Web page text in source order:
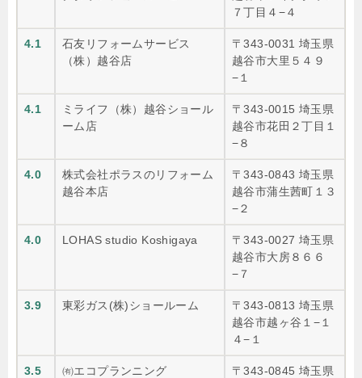
７丁目４−４
4.1
石友リフォームサービス
（株）越谷店
〒343-0031 埼玉県
越谷市大里５４９
−１
4.1
ミライフ（株）越谷ショール
ーム店
〒343-0015 埼玉県
越谷市花田２丁目１
−８
4.0
株式会社ポラスのリフォーム
越谷本店
〒343-0843 埼玉県
越谷市蒲生茜町１３
−２
4.0 LOHAS studio Koshigaya
〒343-0027 埼玉県
越谷市大房８６６
−７
3.9 東彩ガス(株)ショールーム
〒343-0813 埼玉県
越谷市越ヶ谷１−１
４−１
3.5 ㈲エコプランニング
〒343-0845 埼玉県